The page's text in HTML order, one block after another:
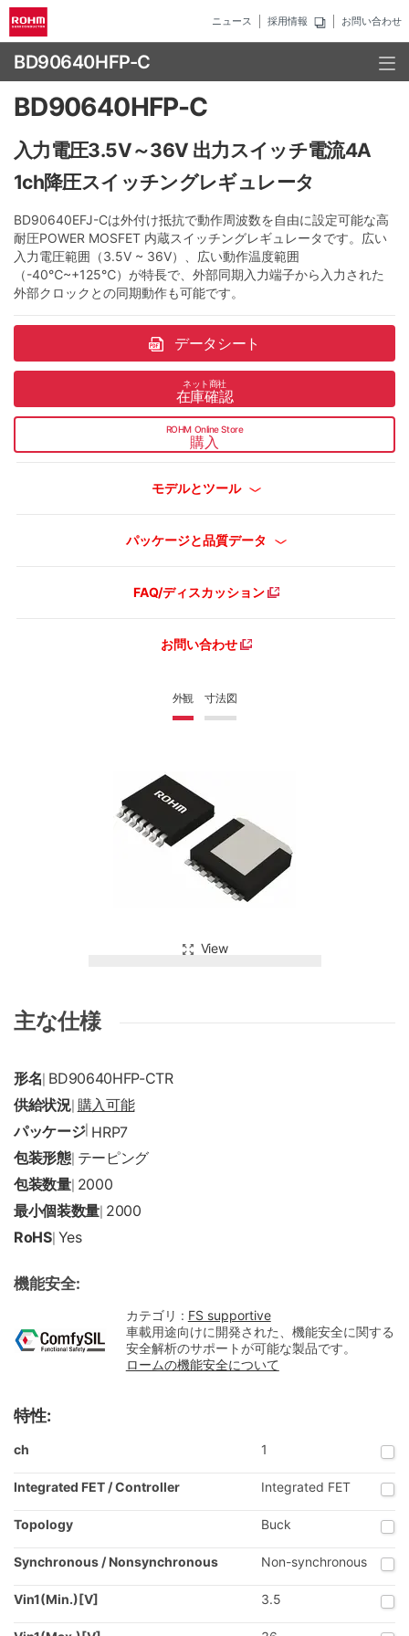
ニュース 採用情報 お問い合わせ
BD90640HFP-C
外観 寸法図
View
BD90640HFP-C
入力電圧3.5V～36V 出力スイッチ電流4A
1ch降圧スイッチングレギュレータ
BD90640EFJ-Cは外付け抵抗で動作周波数を自由に設定可能な高
耐圧POWER MOSFET 内蔵スイッチングレギュレータです。広い
入力電圧範囲（3.5V ~ 36V）、広い動作温度範囲
（-40℃~+125℃）が特長で、外部同期入力端子から入力された
外部クロックとの同期動作も可能です。
データシート
ネット商社
在庫確認
ROHM Online Store
購入
モデルとツール
パッケージと品質データ
FAQ/ディスカッション
お問い合わせ
主な仕様
形名 BD90640HFP-CTR
供給状況| 購入可能
パッケージ| HRP7
包装形態| テーピング
包装数量| 2000
最小個装数量 2000
RoHS| Yes
機能安全:
カテゴリ : FS supportive
車載用途向けに開発された、機能安全に関する
安全解析のサポートが可能な製品です。
ロームの機能安全について
特性:
ch 1
Integrated FET / Controller Integrated FET
Topology Buck
Synchronous / Nonsynchronous Non-synchronous
Vin1(Min.)[V] 3.5